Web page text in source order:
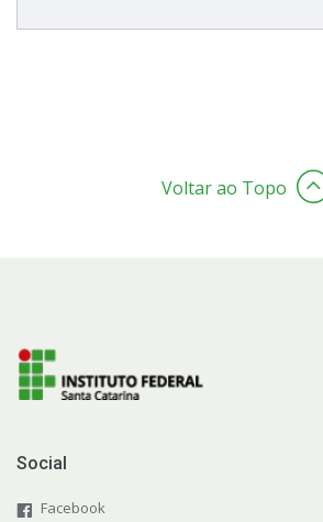
Voltar ao Topo
Social
Facebook